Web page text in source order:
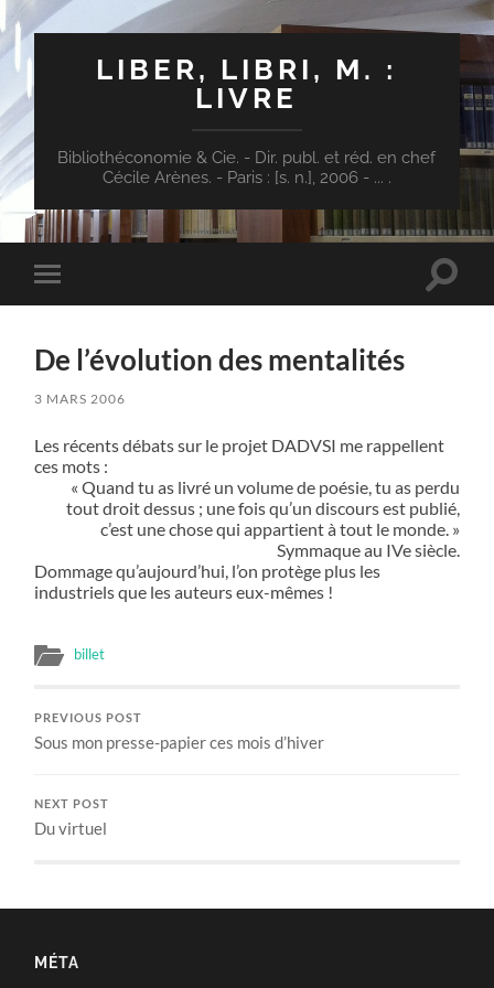
LIBER, LIBRI, M. :
LIVRE
Bibliothéconomie & Cie. - Dir. publ. et réd. en chef
Cécile Arènes. - Paris : [s. n.], 2006 - ... .
Toggle
mobile
Toggle
De l’évolution des mentalités
3 MARS 2006
Les récents débats sur le projet DADVSI me rappellent
ces mots :
« Quand tu as livré un volume de poésie, tu as perdu
tout droit dessus ; une fois qu’un discours est publié,
c’est une chose qui appartient à tout le monde. »
Symmaque au IVe siècle.
Dommage qu’aujourd’hui, l’on protège plus les
industriels que les auteurs eux-mêmes !
billet
PREVIOUS POST
Sous mon presse-papier ces mois d’hiver
NEXT POST
Du virtuel
MÉTA